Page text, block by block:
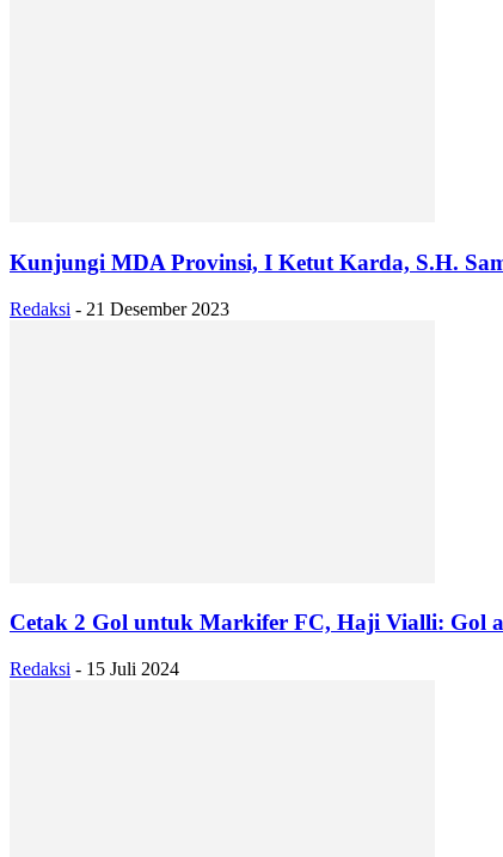
Kunjungi MDA Provinsi, I Ketut Karda, S.H.
Redaksi - 21 Desember 2023
Cetak 2 Gol untuk Markifer FC, Haji Vialli: Gol
Redaksi - 15 Juli 2024